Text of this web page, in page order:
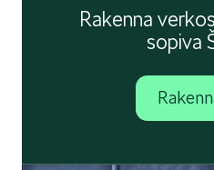
Rakenna
sopiva